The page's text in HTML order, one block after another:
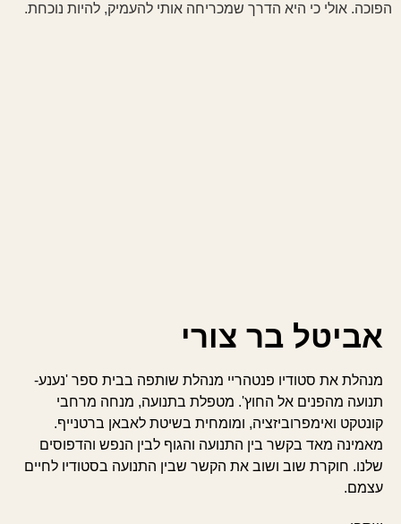
הפוכה. אולי כי היא הדרך שמכריחה אותי להעמיק, להיות נוכחת.
אביטל בר צורי
מנהלת את סטודיו פנטהריי מנהלת שותפה בבית ספר 'נענע-
תנועה מהפנים אל החוץ'. מטפלת בתנועה, מנחה מרחבי
קונטקט ואימפרוביזציה, ומומחית בשיטת לאבאן ברטנייף.
מאמינה מאד בקשר בין התנועה והגוף לבין הנפש והדפוסים
שלנו. חוקרת שוב ושוב את הקשר שבין התנועה בסטודיו לחיים
עצמם.